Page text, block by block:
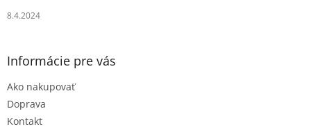
8.4.2024
Informácie pre vás
Ako nakupovať
Doprava
Kontakt